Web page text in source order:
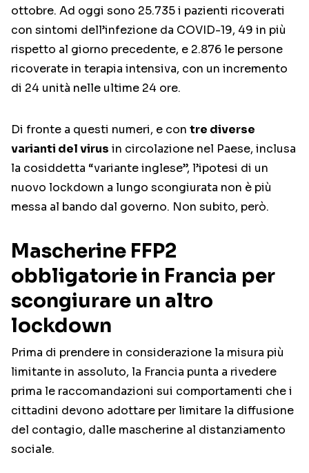
ottobre. Ad oggi sono 25.735 i pazienti ricoverati
con sintomi dell’infezione da COVID-19, 49 in più
rispetto al giorno precedente, e 2.876 le persone
ricoverate in terapia intensiva, con un incremento
di 24 unità nelle ultime 24 ore.
Di fronte a questi numeri, e con tre diverse
varianti del virus in circolazione nel Paese, inclusa
la cosiddetta “variante inglese”, l’ipotesi di un
nuovo lockdown a lungo scongiurata non è più
messa al bando dal governo. Non subito, però.
Mascherine FFP2
obbligatorie in Francia per
scongiurare un altro
lockdown
Prima di prendere in considerazione la misura più
limitante in assoluto, la Francia punta a rivedere
prima le raccomandazioni sui comportamenti che i
cittadini devono adottare per limitare la diffusione
del contagio, dalle mascherine al distanziamento
sociale.